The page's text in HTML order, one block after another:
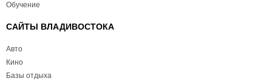
Обучение
САЙТЫ ВЛАДИВОСТОКА
Авто
Кино
Базы отдыха